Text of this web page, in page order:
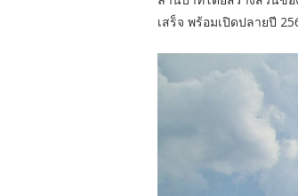
เสร็จ พร้อมเปิดปลายปี